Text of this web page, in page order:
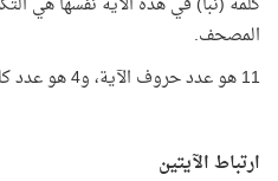
المصحف.
11 هو عدد حروف الآية، و4 هو عدد كلماتها!
ارتباط الآيتين